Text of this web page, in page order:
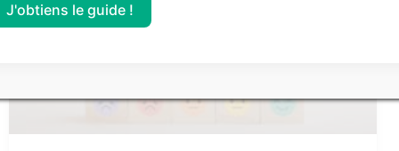
J'obtiens le guide !